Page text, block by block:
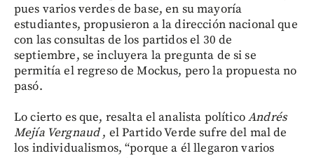
pues varios verdes de base, en su mayoría
estudiantes, propusieron a la dirección nacional que
con las consultas de los partidos el 30 de
septiembre, se incluyera la pregunta de si se
permitía el regreso de Mockus, pero la propuesta no
pasó.
Lo cierto es que, resalta el analista políticoAndrés
Mejía Vergnaud, el Partido Verde sufre del mal de
los individualismos, “porque a él llegaron varios